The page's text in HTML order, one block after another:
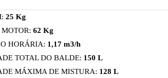
25 Kg
MOTOR: 62 Kg
HORÁRIA: 1,17 m3/h
TOTAL DO BALDE: 150 L
MÁXIMA DE MISTURA: 128 L